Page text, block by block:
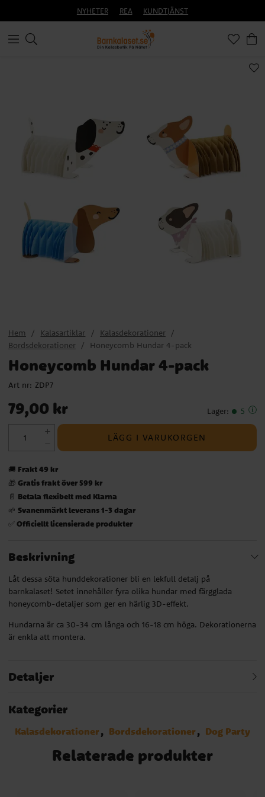
NYHETER REA KUNDTJÄNST
Hem Kalasartiklar
Kalasdekorationer
Bordsdekorationer
Honeycomb Hundar 4-pack
Honeycomb Hundar 4-pack
Art nr: ZDP7
Pris: 79,00 kr
79,00 kr Lager: 5
LÄGG I VARUKORGEN
🚚 Frakt 49 kr
🎁 Gratis frakt över 599 kr
📄 Betala flexibelt med Klarna
🌱 Svanenmärkt leverans 1-3 dagar
✅ Officiellt licensierade produkter
Beskrivning
Låt dessa söta hunddekorationer bli en lekfull detalj på
barnkalaset! Setet innehåller fyra olika hundar med färgglada
honeycomb-detaljer som ger en härlig 3D-effekt.
Hundarna är ca 30-34 cm långa och 16-18 cm höga. Dekorationerna
är enkla att montera.
Detaljer
Kategorier
Kalasdekorationer Bordsdekorationer Dog Party
Relaterade produkter